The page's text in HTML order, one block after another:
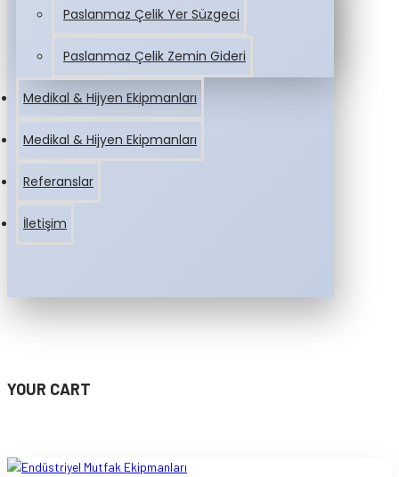
Paslanmaz Çelik Yer Süzgeci
Paslanmaz Çelik Zemin Gideri
Medikal & Hijyen Ekipmanları
Medikal & Hijyen Ekipmanları
Referanslar
İletişim
YOUR CART